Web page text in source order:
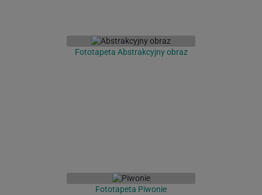
Fototapeta Abstrakcyjny obraz
Fototapeta Piwonie